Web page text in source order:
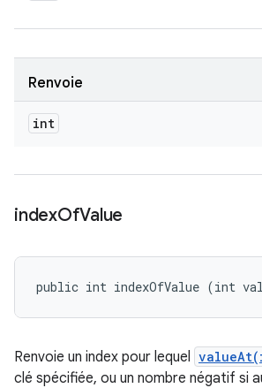
Renvoie
int
indexOfValue
public int indexOfValue (int
Renvoie un index pour lequel
clé spécifiée, ou un nombre négatif si